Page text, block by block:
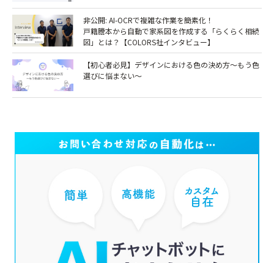
非公開: AI-OCRで複雑な作業を簡素化！
戸籍謄本から自動で家系図を作成する「らくらく相続
図」とは？【COLORS社インタビュー】
【初心者必見】デザインにおける色の決め方～もう色
選びに悩まない～